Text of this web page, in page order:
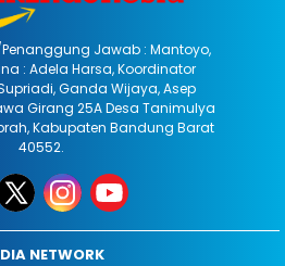
Jawab : Mantoyo,
: Adela Harsa, Koordinator
Ganda Wijaya, Asep
Girang 25A Desa Tanimulya
Kabupaten Bandung Barat
40552.
NETWORK